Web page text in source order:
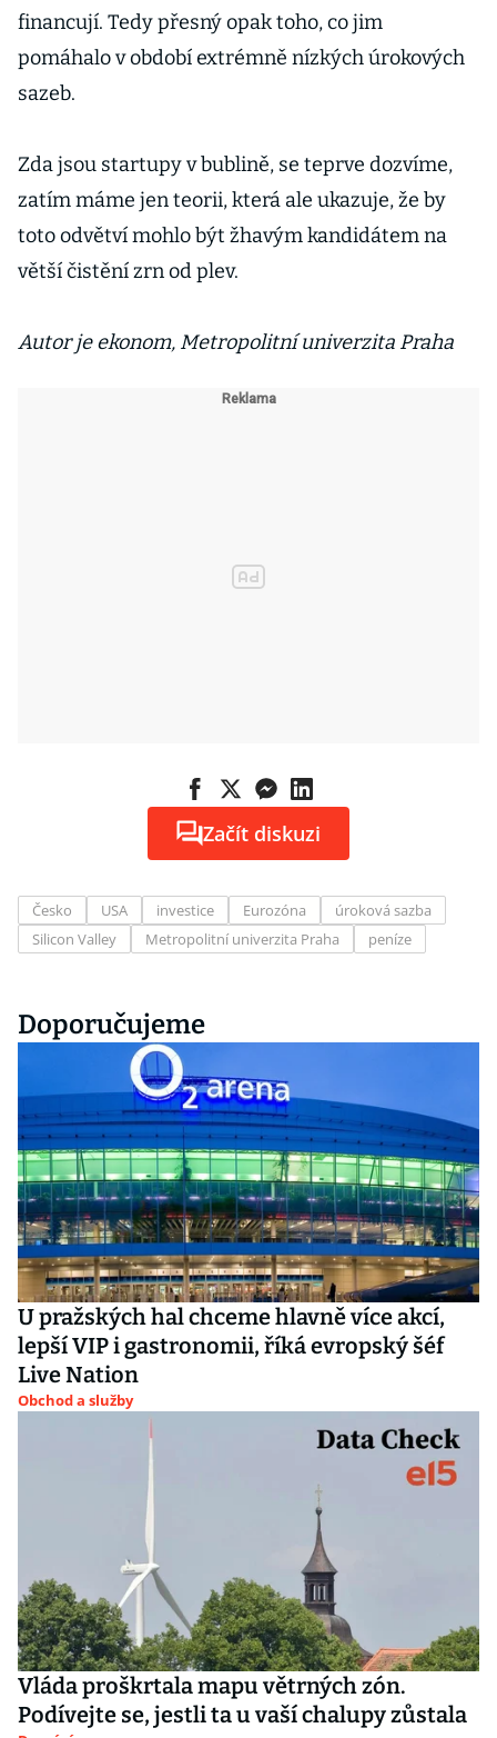
financují. Tedy přesný opak toho, co jim
pomáhalo v období extrémně nízkých úrokových
sazeb.
Zda jsou startupy v bublině, se teprve dozvíme,
zatím máme jen teorii, která ale ukazuje, že by
toto odvětví mohlo být žhavým kandidátem na
větší čistění zrn od plev.
Autor je ekonom, Metropolitní univerzita Praha
Začít diskuzi
Česko USA investice Eurozóna
úroková sazba
Silicon Valley
Metropolitní univerzita Praha peníze
Doporučujeme
U pražských hal chceme hlavně více akcí,
lepší VIP i gastronomii, říká evropský šéf
Live Nation
Obchod a služby
Vláda proškrtala mapu větrných zón.
Podívejte se, jestli ta u vaší chalupy zůstala